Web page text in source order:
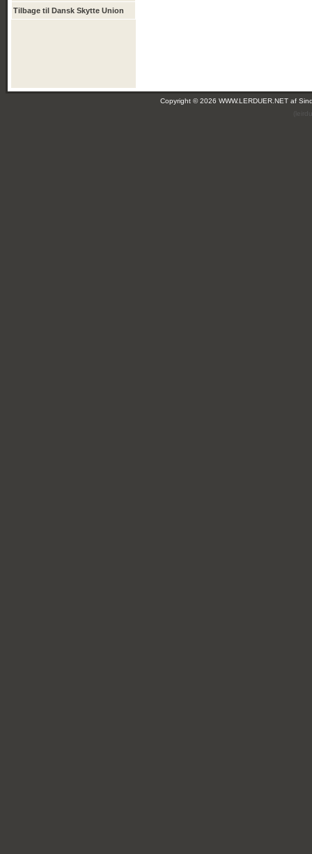
Tilbage til Dansk Skytte Union
Copyright © 2026 WWW.LERDUER.NET af